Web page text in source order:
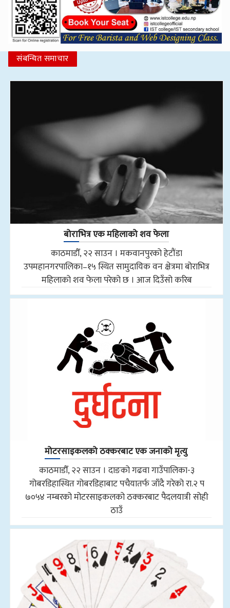
संबन्धित समाचार
बोराभित्र एक महिलाको शव फेला
काठमाडौँ, २२ साउन । मकवानपुरको हेटौंडा
उपमहानगरपालिका–१५ स्थित सामुदायिक वन क्षेत्रमा बोराभित्र
महिलाको शव फेला परेको छ । आज दिउँसो करिब
मोटरसाइकलको ठक्करबाट एक जनाको मृत्यु
काठमाडौँ, २२ साउन । दाङको गढवा गाउँपालिका-३
गोबरडिहास्थित गोबरडिहाबाट पचैयातर्फ जाँदै गरेको रा.२ प
७०५४ नम्बरको मोटरसाइकलको ठक्करबाट पैदलयात्री सोही
ठाउँ